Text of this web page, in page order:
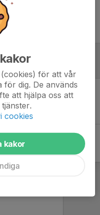
ifylld
för att vår
dig. De används
att hjälpa oss att
cookies
kakor